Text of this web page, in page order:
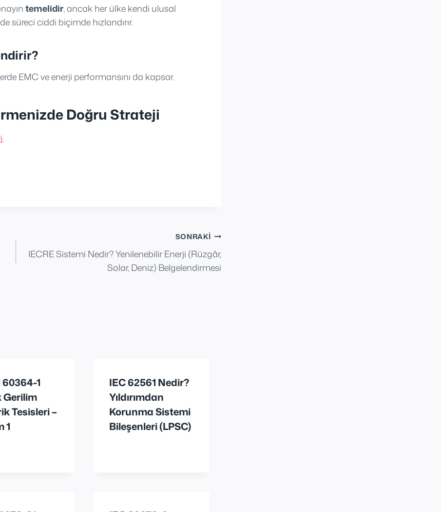
temelidir, ancak her ülke kendi ulusal
süreci ciddi biçimde hızlandırır.
EMC ve enerji performansını da kapsar.
Doğru Strateji
.
SONRAKI
IECRE Sistemi Nedir? Yenilenebilir Enerji (Rüzgâr,
Solar, Deniz) Belgelendirmesi
60364-1
Gerilim
Tesisleri –
1
IEC 62561 Nedir?
Yıldırımdan
Korunma Sistemi
Bileşenleri (LPSC)